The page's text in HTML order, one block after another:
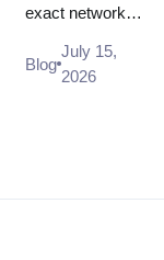
(BER): Free,
Unlimited
and How to
exact network
in, where the
desks and power
Blog
July 15,
2026